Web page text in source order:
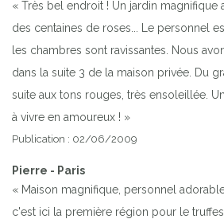
« Très bel endroit ! Un jardin magnifique
des centaines de roses... Le personnel
les chambres sont ravissantes. Nous
dans la suite 3 de la maison privée. Du
suite aux tons rouges, très ensoleillée.
à vivre en amoureux ! »
Publication : 02/06/2009
Pierre - Paris
« Maison magnifique, personnel
c'est ici la première région pour le